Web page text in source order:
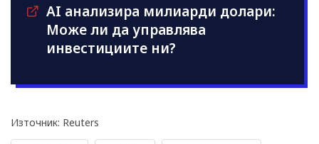
AI анализира милиарди долари:
Може ли да управлява
инвестициите ни?
Източник: Reuters